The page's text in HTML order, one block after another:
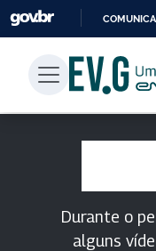
Durante o
alguns